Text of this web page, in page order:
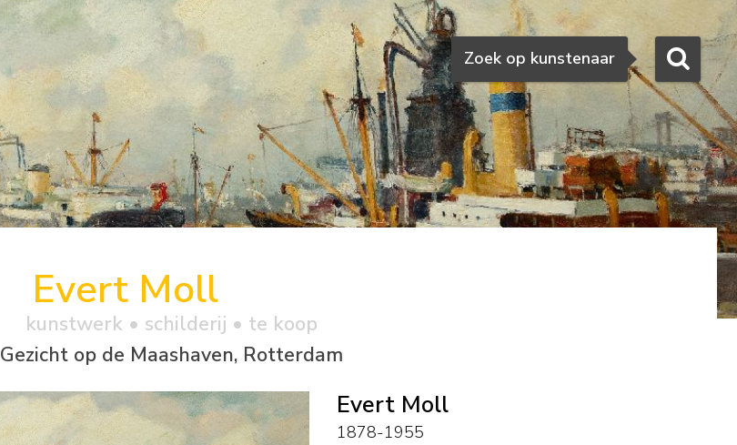
Zoeken
Zoek op kunstenaar
Evert Moll
kunstwerk • schilderij • te koop
Gezicht op de Maashaven, Rotterdam
Evert Moll
1878-1955